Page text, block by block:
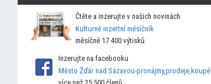
Čtěte a inzerujte v našich novinách
Kulturně inzertní měsíčník
měsíčně 17 400 výtisků
Inzerujte na facebooku
Město Žďár nad Sázavou-pronájmy,prodeje,koupě